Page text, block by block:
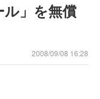
ル」を無償
2008/09/08 16:28